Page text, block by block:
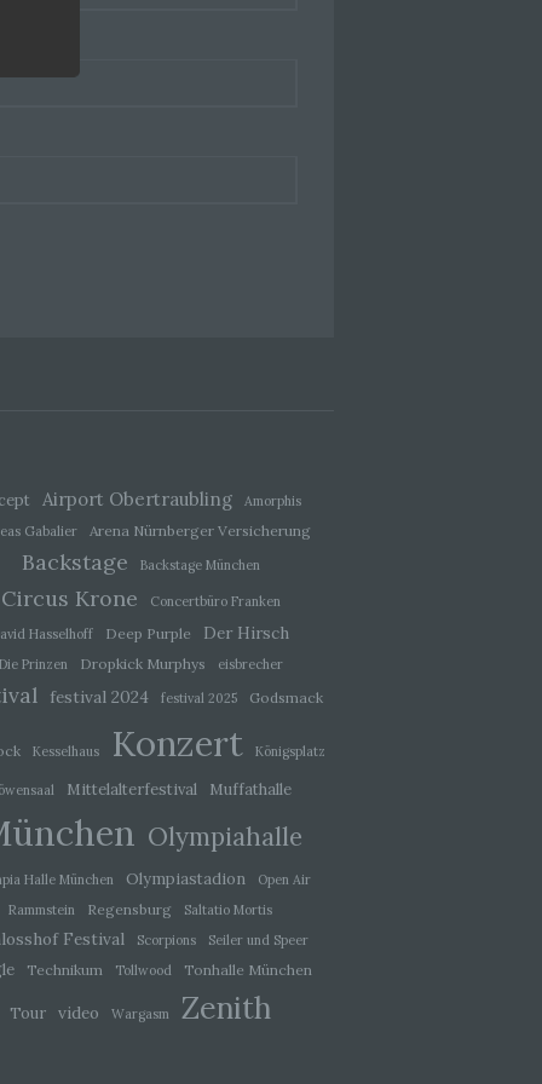
Airport Obertraubling
Amorphis
Gabalier
Arena Nürnberger Versicherung
Backstage Backstage München
Circus Krone
Concertbüro Franken
Hasselhoff
Deep Purple Der Hirsch
Die Prinzen Dropkick Murphys eisbrecher
festival 2024 festival 2025 Godsmack
Kesselhaus Konzert Königsplatz
Mittelalterfestival Muffathalle
Olympiahalle
Halle München Olympiastadion
Open Air
Rammstein
Regensburg Saltatio Mortis
Festival Scorpions Seiler und Speer
Technikum Tollwood Tonhalle München
Tour video Wargasm Zenith
einer